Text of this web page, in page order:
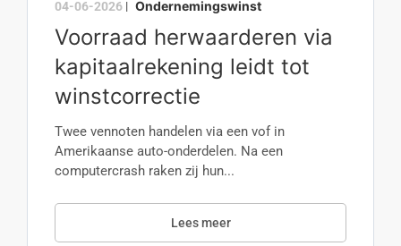
04-06-2026 | Ondernemingswinst
Voorraad herwaarderen via
kapitaalrekening leidt tot
winstcorrectie
Twee vennoten handelen via een vof in
Amerikaanse auto-onderdelen. Na een
computercrash raken zij hun...
Lees meer